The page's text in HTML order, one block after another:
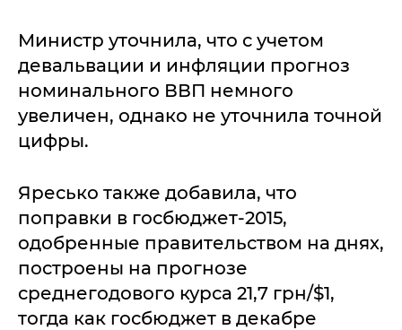
Министр уточнила, что с учетом
девальвации и инфляции прогноз
номинального ВВП немного
увеличен, однако не уточнила точной
цифры.
Яресько также добавила, что
поправки в госбюджет-2015,
одобренные правительством на днях,
построены на прогнозе
среднегодового курса 21,7 грн/$1,
тогда как госбюджет в декабре